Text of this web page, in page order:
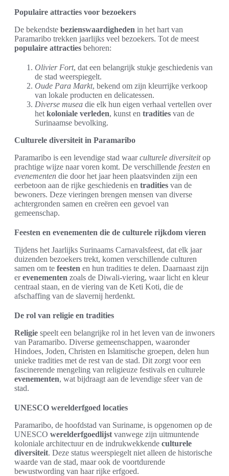
Populaire attracties voor bezoekers
De bekendste bezienswaardigheden in het hart van
Paramaribo trekken jaarlijks veel bezoekers. Tot de meest
populaire attracties behoren:
Olivier Fort, dat een belangrijk stukje geschiedenis van
de stad weerspiegelt.
Oude Para Markt, bekend om zijn kleurrijke verkoop
van lokale producten en delicatessen.
Diverse musea die elk hun eigen verhaal vertellen over
het koloniale verleden, kunst en tradities van de
Surinaamse bevolking.
Culturele diversiteit in Paramaribo
Paramaribo is een levendige stad waarculturele diversiteitop
prachtige wijze naar voren komt. De verschillende feesten en
evenementen die door het jaar heen plaatsvinden zijn een
eerbetoon aan de rijke geschiedenis en tradities van de
bewoners. Deze vieringen brengen mensen van diverse
achtergronden samen en creëren een gevoel van
gemeenschap.
Feesten en evenementen die de culturele rijkdom vieren
Tijdens het Jaarlijks Surinaams Carnavalsfeest, dat elk jaar
duizenden bezoekers trekt, komen verschillende culturen
samen om te feesten en hun tradities te delen. Daarnaast zijn
erevenementen zoals de Diwali-viering, waar licht en kleur
centraal staan, en de viering van de Keti Koti, die de
afschaffing van de slavernij herdenkt.
De rol van religie en tradities
Religie speelt een belangrijke rol in het leven van de inwoners
van Paramaribo. Diverse gemeenschappen, waaronder
Hindoes, Joden, Christen en Islamitische groepen, delen hun
unieke tradities met de rest van de stad. Dit zorgt voor een
fascinerende mengeling van religieuze festivals en culturele
evenementen, wat bijdraagt aan de levendige sfeer van de
stad.
UNESCO werelderfgoed locaties
Paramaribo, de hoofdstad van Suriname, is opgenomen op de
UNESCO werelderfgoedlijst vanwege zijn uitmuntende
koloniale architectuur en de indrukwekkende culturele
diversiteit. Deze status weerspiegelt niet alleen de historische
waarde van de stad, maar ook de voortdurende
bewustwording van haar rijke erfgoed.